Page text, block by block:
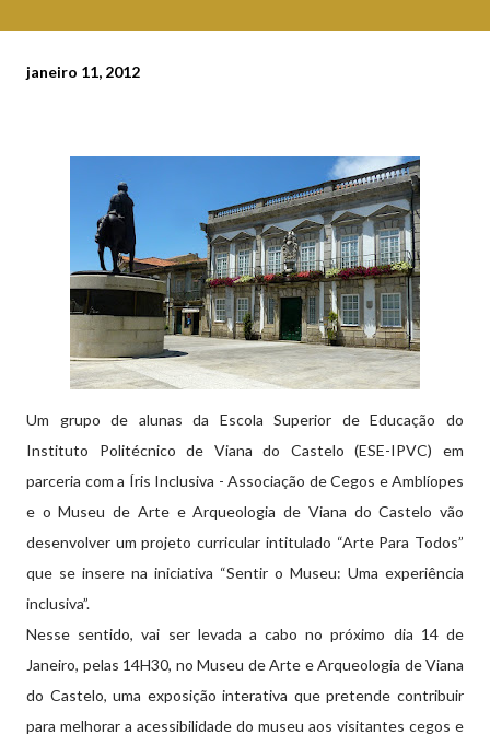
janeiro 11, 2012
Um grupo de alunas da Escola Superior de Educação do
Instituto Politécnico de Viana do Castelo (ESE-IPVC) em
parceria com a Íris Inclusiva - Associação de Cegos e Amblíopes
e o Museu de Arte e Arqueologia de Viana do Castelo vão
desenvolver um projeto curricular intitulado “Arte Para Todos”
que se insere na iniciativa “Sentir o Museu: Uma experiência
inclusiva”.
Nesse sentido, vai ser levada a cabo no próximo dia 14 de
Janeiro, pelas 14H30, no Museu de Arte e Arqueologia de Viana
do Castelo, uma exposição interativa que pretende contribuir
para melhorar a acessibilidade do museu aos visitantes cegos e